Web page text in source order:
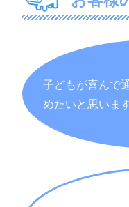
子どもが喜んで
めたいと思います